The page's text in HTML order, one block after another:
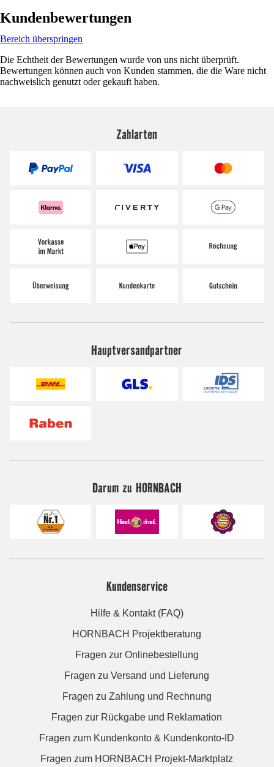
Kundenbewertungen
Bereich überspringen
Die Echtheit der Bewertungen wurde von uns nicht überprüft.
Bewertungen können auch von Kunden stammen, die die Ware nicht
nachweislich genutzt oder gekauft haben.
Zahlarten
Hauptversandpartner
Darum zu HORNBACH
Kundenservice
Hilfe & Kontakt (FAQ)
HORNBACH Projektberatung
Fragen zur Onlinebestellung
Fragen zu Versand und Lieferung
Fragen zu Zahlung und Rechnung
Fragen zur Rückgabe und Reklamation
Fragen zum Kundenkonto & Kundenkonto-ID
Fragen zum HORNBACH Projekt-Marktplatz